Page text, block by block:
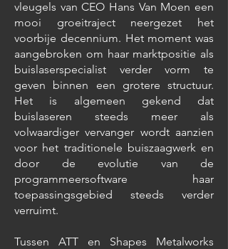
vleugels van CEO Hans Van Moen een
mooi groeitraject neergezet het
voorbije decennium. Het moment was
aangebroken om haar marktpositie als
buislaserspecialist verder vorm te
geven binnen een grotere structuur.
Het is algemeen gekend dat
buislaseren steeds meer als
volwaardiger vervanger wordt aanzien
voor het traditionele buiszaagwerk en
door de evolutie van de
programmeersoftware haar
toepassingsgebied steeds verder
verruimt.
Tussen ATT en Shapes Metalworks